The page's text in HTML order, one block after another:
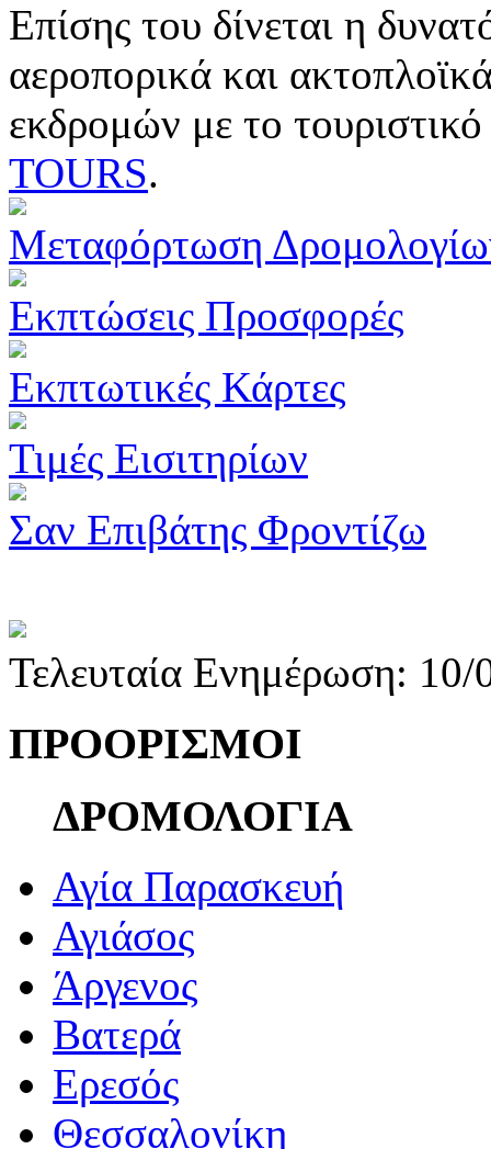
Επίσης του δίνεται η
αεροπορικά και
εκδρομών με το
TOURS.
Μεταφόρτωση
Εκπτώσεις Προσφορές
Εκπτωτικές Κάρτες
Τιμές Εισιτηρίων
Σαν Επιβάτης Φροντίζω
Τελευταία Ενημέρωση:
ΠΡΟΟΡΙΣΜΟΙ
ΔΡΟΜΟΛΟΓΙΑ
Αγία Παρασκευή
Αγιάσος
Άργενος
Βατερά
Ερεσός
Θεσσαλονίκη